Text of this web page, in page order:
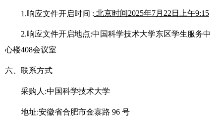
1.响应文件开启时间 : 北京时间2025年7月 22 日 上午9:15
2.响应文件开启地点:中国科学技术大学东区学生服务中
心楼408会议室
六、联系方式
采购人 :中国科学技术大学
地址:安徽省合肥市金寨路 96 号